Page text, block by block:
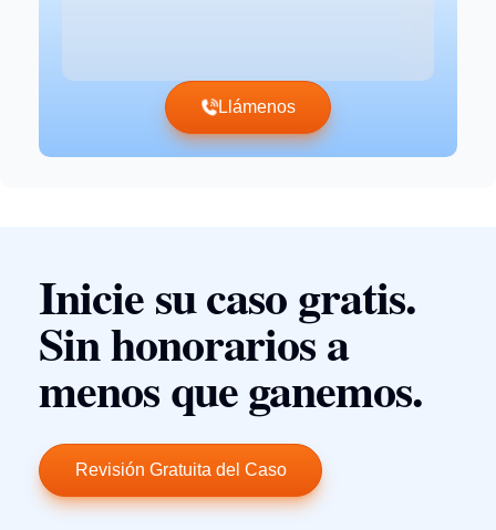
Llámenos
Inicie su caso gratis.
Sin honorarios a
menos que ganemos.
Revisión Gratuita del Caso